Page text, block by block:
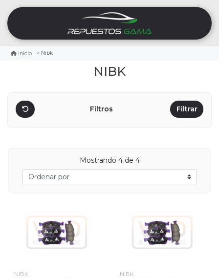
Inicio Nibk
NIBK
Filtros Filtrar
Mostrando 4de 4
NIBK
NIBK